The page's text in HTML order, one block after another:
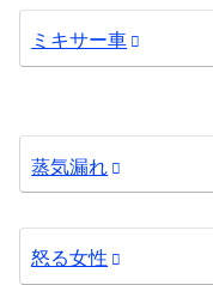
ミキサー車
蒸気漏れ
怒る女性